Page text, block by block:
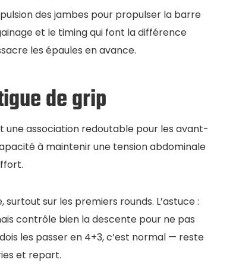
des jambes pour propulser la barre
et le timing qui font la différence
les épaules en avance.
de grip
une association redoutable pour les avant-
à maintenir une tension abdominale
sur les premiers rounds. L’astuce :
contrôle bien la descente pour ne pas
les passer en 4+3, c’est normal — reste
et repart.